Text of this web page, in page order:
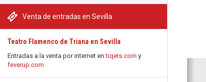
Venta de entradas en Sevilla
Teatro Flamenco de Triana en Sevilla
Entradas a la venta por internet entiqets.com y
feverup.com